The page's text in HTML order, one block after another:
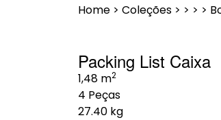
Home > Coleções > > > >
Packing List Caixa
1,48 m2
4 Peças
27.40 kg